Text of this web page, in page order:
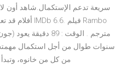
سريعة تدعم الإستكمال.شاهد أون
سنوات طوال من أجل استكمال مهمته
من كل من خانوه،